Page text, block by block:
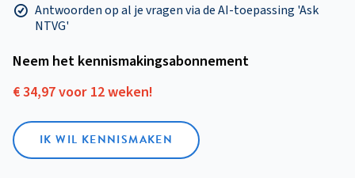
Antwoorden op al je vragen via de AI-toepassing 'Ask
NTVG'
Neem het kennismakings­abonnement
€ 34,97 voor 12 weken!
IK WIL KENNISMAKEN